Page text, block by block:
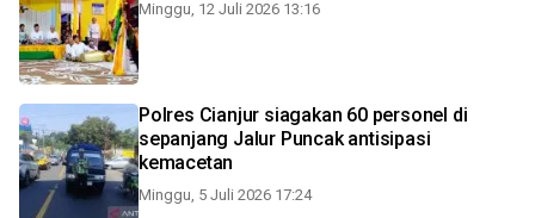
Minggu, 12 Juli 2026 13:16
Polres Cianjur siagakan 60 personel di
sepanjang Jalur Puncak antisipasi
kemacetan
Minggu, 5 Juli 2026 17:24